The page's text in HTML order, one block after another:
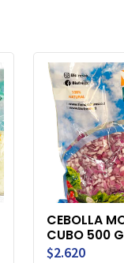
CEBOLLA
CUBO 500
$2.620